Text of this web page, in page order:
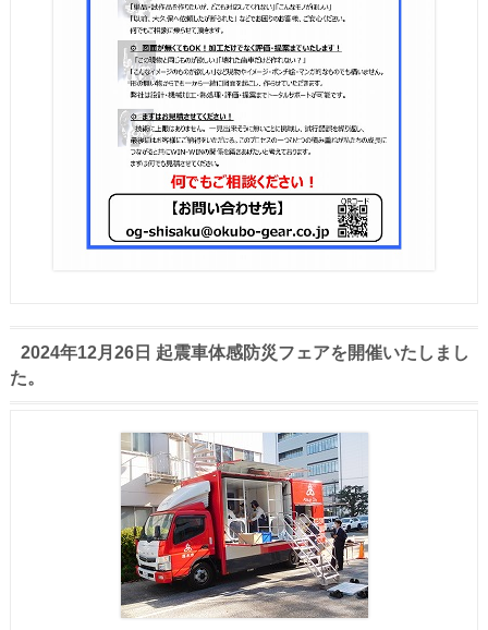
2024年12月26日 起震車体感防災フェアを開催いたしまし
た。